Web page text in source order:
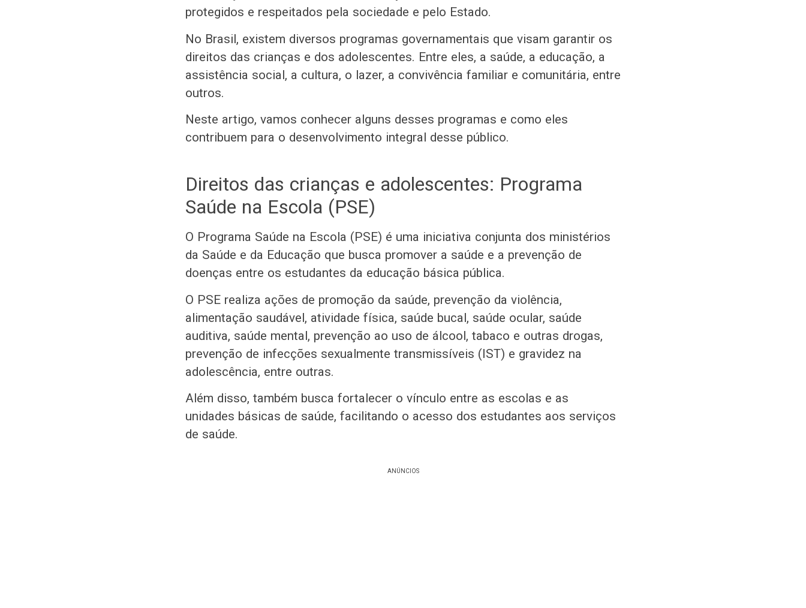
protegidos e respeitados pela sociedade e pelo Estado.
No Brasil, existem diversos programas governamentais que visam garantir os
direitos das crianças e dos adolescentes. Entre eles, a saúde, a educação, a
assistência social, a cultura, o lazer, a convivência familiar e comunitária, entre
outros.
Neste artigo, vamos conhecer alguns desses programas e como eles
contribuem para o desenvolvimento integral desse público.
Direitos das crianças e adolescentes: Programa
Saúde na Escola (PSE)
O Programa Saúde na Escola (PSE) é uma iniciativa conjunta dos ministérios
da Saúde e da Educação que busca promover a saúde e a prevenção de
doenças entre os estudantes da educação básica pública.
O PSE realiza ações de promoção da saúde, prevenção da violência,
alimentação saudável, atividade física, saúde bucal, saúde ocular, saúde
auditiva, saúde mental, prevenção ao uso de álcool, tabaco e outras drogas,
prevenção de infecções sexualmente transmissíveis (IST) e gravidez na
adolescência, entre outras.
Além disso, também busca fortalecer o vínculo entre as escolas e as
unidades básicas de saúde, facilitando o acesso dos estudantes aos serviços
de saúde.
ANÚNCIOS